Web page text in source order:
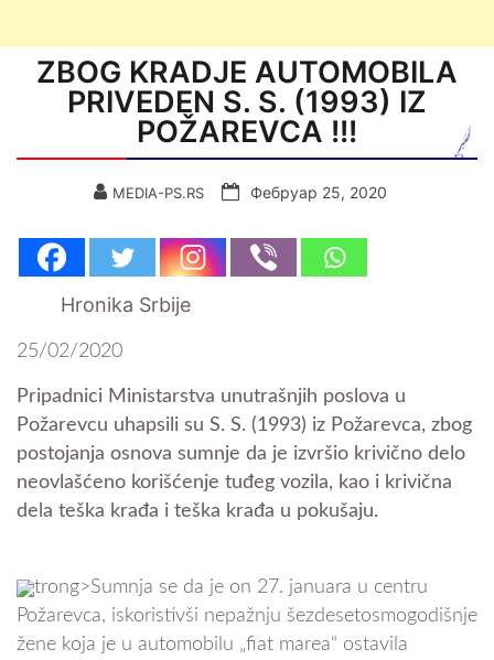
ZBOG KRADJE AUTOMOBILA
PRIVEDEN S. S. (1993) IZ
POŽAREVCA !!!
MEDIA-PS.RS Фебруар 25, 2020
Hronika Srbije
25/02/2020
Pripadnici Ministarstva unutrašnjih poslova u
Požarevcu uhapsili su S. S. (1993) iz Požarevca, zbog
postojanja osnova sumnje da je izvršio krivično delo
neovlašćeno korišćenje tuđeg vozila, kao i krivična
dela teška krađa i teška krađa u pokušaju.
trong>Sumnja se da je on 27. januara u centru
Požarevca, iskoristivši nepažnju šezdesetosmogodišnje
žene koja je u automobilu „fiat marea“ ostavila